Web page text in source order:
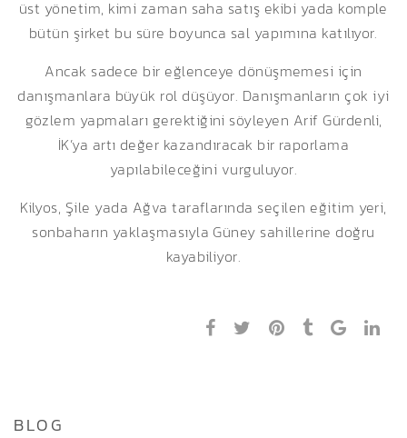
üst yönetim, kimi zaman saha satış ekibi yada komple
bütün şirket bu süre boyunca sal yapımına katılıyor.
Ancak sadece bir eğlenceye dönüşmemesi için
danışmanlara büyük rol düşüyor. Danışmanların çok iyi
gözlem yapmaları gerektiğini söyleyen Arif Gürdenli,
İK’ya artı değer kazandıracak bir raporlama
yapılabileceğini vurguluyor.
Kilyos, Şile yada Ağva taraflarında seçilen eğitim yeri,
sonbaharın yaklaşmasıyla Güney sahillerine doğru
kayabiliyor.
BLOG